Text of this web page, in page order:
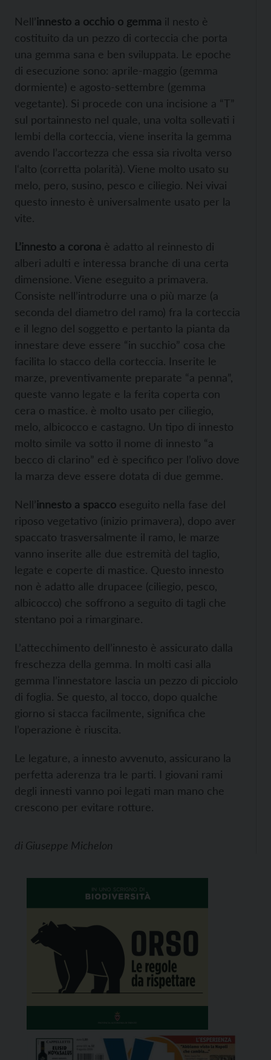
Nell’innesto a occhio o gemma il nesto è
costituito da un pezzo di corteccia che porta
una gemma sana e ben sviluppata. Le epoche
di esecuzione sono: aprile-maggio (gemma
dormiente) e agosto-settembre (gemma
vegetante). Si procede con una incisione a “T”
sul portainnesto nel quale, una volta sollevati i
lembi della corteccia, viene inserita la gemma
avendo l’accortezza che essa sia rivolta verso
l‘alto (corretta polarità). Viene molto usato su
melo, pero, susino, pesco e ciliegio. Nei vivai
questo innesto è universalmente usato per la
vite.
L’innesto a corona è adatto al reinnesto di
alberi adulti e interessa branche di una certa
dimensione. Viene eseguito a primavera.
Consiste nell’introdurre una o più marze (a
seconda del diametro del ramo) fra la corteccia
e il legno del soggetto e pertanto la pianta da
innestare deve essere “in succhio” cosa che
facilita lo stacco della corteccia. Inserite le
marze, preventivamente preparate “a penna”,
queste vanno legate e la ferita coperta con
cera o mastice. è molto usato per ciliegio,
melo, albicocco e castagno. Un tipo di innesto
molto simile va sotto il nome di innesto “a
becco di clarino” ed è specifico per l’olivo dove
la marza deve essere dotata di due gemme.
Nell’innesto a spacco eseguito nella fase del
riposo vegetativo (inizio primavera), dopo aver
spaccato trasversalmente il ramo, le marze
vanno inserite alle due estremità del taglio,
legate e coperte di mastice. Questo innesto
non è adatto alle drupacee (ciliegio, pesco,
albicocco) che soffrono a seguito di tagli che
stentano poi a rimarginare.
L’attecchimento dell’innesto è assicurato dalla
freschezza della gemma. In molti casi alla
gemma l’innestatore lascia un pezzo di picciolo
di foglia. Se questo, al tocco, dopo qualche
giorno si stacca facilmente, significa che
l’operazione è riuscita.
Le legature, a innesto avvenuto, assicurano la
perfetta aderenza tra le parti. I giovani rami
degli innesti vanno poi legati man mano che
crescono per evitare rotture.
di Giuseppe Michelon